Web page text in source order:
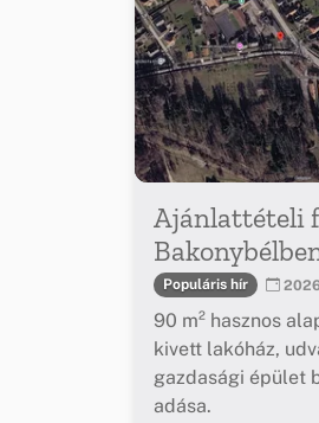
Ajánlattételi
Populáris hír
90 m² hasznos
kivett lakóház,
gazdasági épület
adása.